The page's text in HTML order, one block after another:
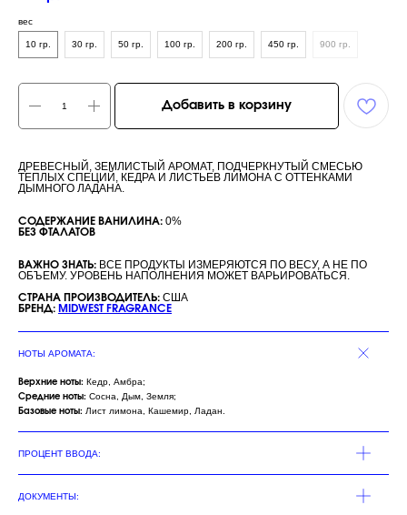
вес
10 гр. 30 гр. 50 гр. 100 гр. 200 гр. 450 гр. 900 гр.
Добавить в корзину
ДРЕВЕСНЫЙ, ЗЕМЛИСТЫЙ АРОМАТ, ПОДЧЕРКНУТЫЙ СМЕСЬЮ
ТЕПЛЫХ СПЕЦИЙ, КЕДРА И ЛИСТЬЕВ ЛИМОНА С ОТТЕНКАМИ
ДЫМНОГО ЛАДАНА.
СОДЕРЖАНИЕ ВАНИЛИНА: 0%
БЕЗ ФТАЛАТОВ
ВАЖНО ЗНАТЬ: ВСЕ ПРОДУКТЫ ИЗМЕРЯЮТСЯ ПО ВЕСУ, А НЕ ПО
ОБЪЕМУ. УРОВЕНЬ НАПОЛНЕНИЯ МОЖЕТ ВАРЬИРОВАТЬСЯ.
СТРАНА ПРОИЗВОДИТЕЛЬ: США
БРЕНД: MIDWEST FRAGRANCE
НОТЫ АРОМАТА:
Верхние ноты: Кедр, Амбра;
Средние ноты: Сосна, Дым, Земля;
Базовые ноты: Лист лимона, Кашемир, Ладан.
ПРОЦЕНТ ВВОДА:
ДОКУМЕНТЫ: